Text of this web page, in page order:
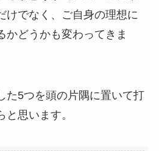
けでなく、ご自身の理想に
かどうかも変わってきま
た5つを頭の片隅に置いて打
思います。